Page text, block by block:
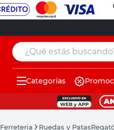
¿Qué estás buscando?
Categorías
Ferreteria Ruedas y Patas
muebles